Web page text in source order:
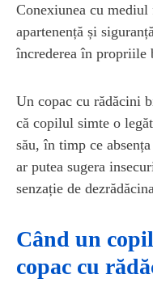
Conexiunea cu
apartenență și
încrederea în propriile
Un copac cu rădăcini
că copilul simte o
său, în timp ce
ar putea sugera
senzație de
Când un
copac cu